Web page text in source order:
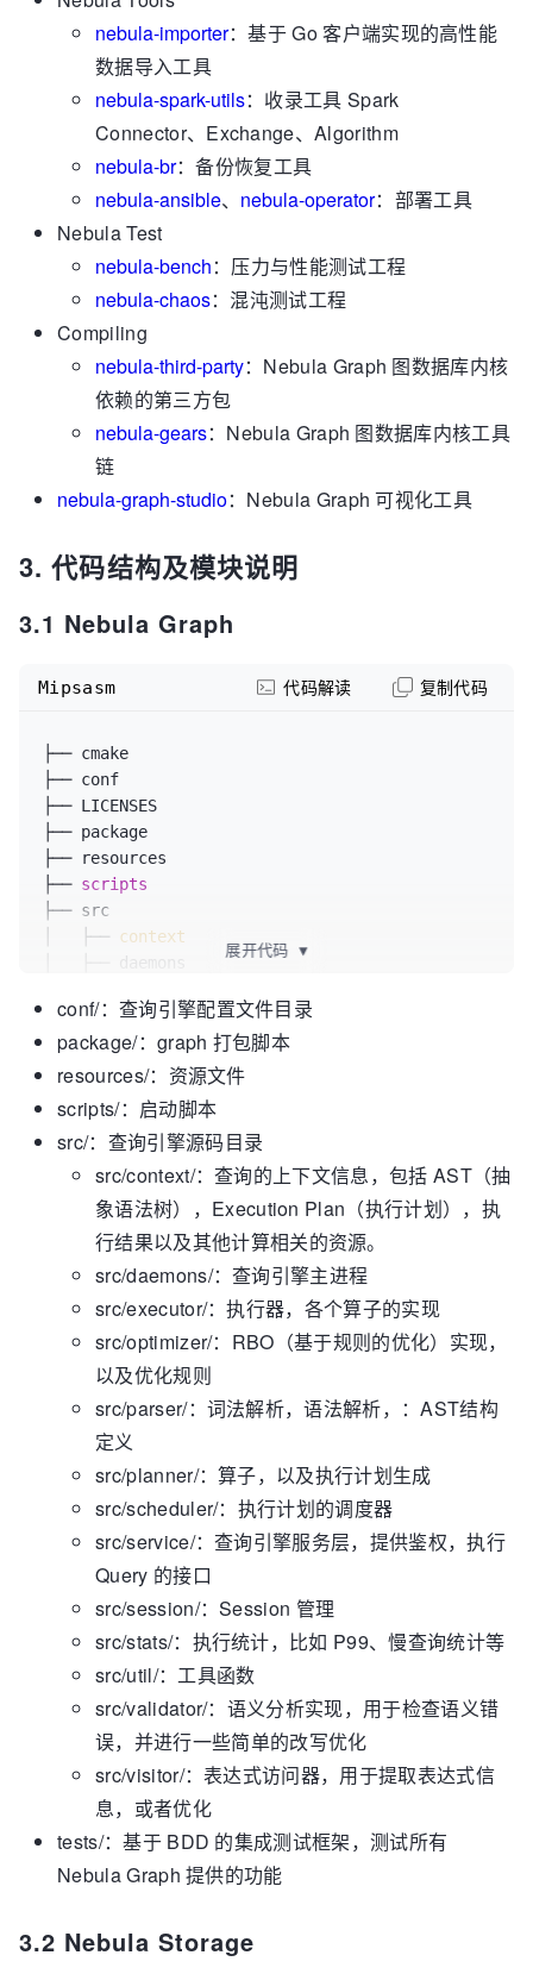
nebula-importer：基于 Go 客户端实现的高性能
数据导入工具
nebula-spark-utils：收录工具 Spark
Connector、Exchange、Algorithm
nebula-br：备份恢复工具
nebula-ansible、 nebula-operator：部署工具
Nebula Test
nebula-bench：压力与性能测试工程
nebula-chaos：混沌测试工程
Compiling
nebula-third-party：Nebula Graph 图数据库内核
依赖的第三方包
nebula-gears：Nebula Graph 图数据库内核工具
链
nebula-graph-studio：Nebula Graph 可视化工具
3. 代码结构及模块说明
3.1 Nebula Graph
├── cmake
├── conf
├── LICENSES
├── package
├── resources
├──
├── src
│   ├── context
│   ├── optimizer
│   ├── parser
│   ├── planner
│   ├── service
│   ├── session
│   ├── stats
│   ├── util
│   ├── validator
│   └── visitor
└── tests
    ├── admin
    ├──
    ├── query
Mipsasm 代码解读 复制代码
展开代码 ▼
conf/：查询引擎配置文件目录
package/：graph 打包脚本
resources/：资源文件
scripts/：启动脚本
src/：查询引擎源码目录
src/context/：查询的上下文信息，包括 AST（抽
象语法树），Execution Plan（执行计划），执
行结果以及其他计算相关的资源。
src/daemons/：查询引擎主进程
src/executor/：执行器，各个算子的实现
src/optimizer/：RBO（基于规则的优化）实现，
以及优化规则
src/parser/：词法解析，语法解析，：AST结构
定义
src/planner/：算子，以及执行计划生成
src/scheduler/：执行计划的调度器
src/service/：查询引擎服务层，提供鉴权，执行
Query 的接口
src/session/：Session 管理
src/stats/：执行统计，比如 P99、慢查询统计等
src/util/：工具函数
src/validator/：语义分析实现，用于检查语义错
误，并进行一些简单的改写优化
src/visitor/：表达式访问器，用于提取表达式信
息，或者优化
tests/：基于 BDD 的集成测试框架，测试所有
Nebula Graph 提供的功能
3.2 Nebula Storage